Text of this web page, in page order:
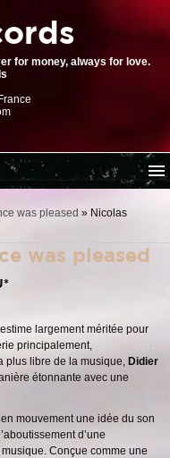
for money, always for love.
was pleased » Nicolas
was pleased
largement méritée pour
principalement,
plus libre de la musique, Didier
étonnante avec une
mouvement une idée du son
d’une
Conçue comme une